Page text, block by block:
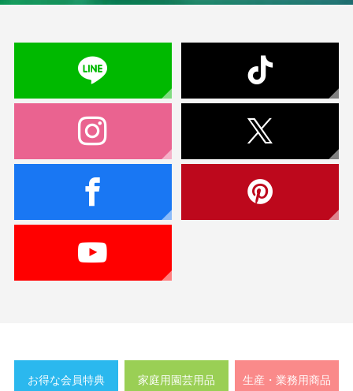
お得な会員特典 家庭用園芸用品 生産・業務用商品